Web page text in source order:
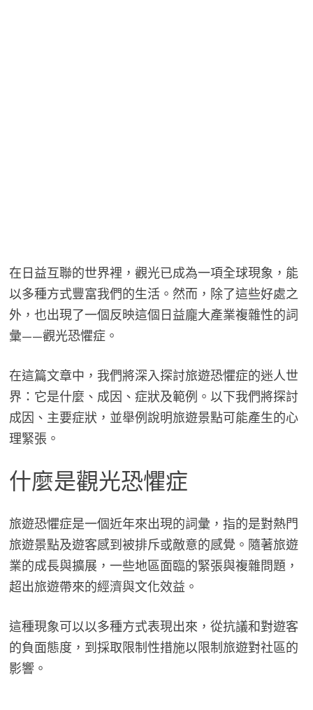
在日益互聯的世界裡，觀光已成為一項全球現象，能
以多種方式豐富我們的生活。然而，除了這些好處之
外，也出現了一個反映這個日益龐大產業複雜性的詞
彙——觀光恐懼症。
在這篇文章中，我們將深入探討旅遊恐懼症的迷人世
界：它是什麼、成因、症狀及範例。以下我們將探討
成因、主要症狀，並舉例說明旅遊景點可能產生的心
理緊張。
什麼是觀光恐懼症
旅遊恐懼症是一個近年來出現的詞彙，指的是對熱門
旅遊景點及遊客感到被排斥或敵意的感覺。隨著旅遊
業的成長與擴展，一些地區面臨的緊張與複雜問題，
超出旅遊帶來的經濟與文化效益。
這種現象可以以多種方式表現出來，從抗議和對遊客
的負面態度，到採取限制性措施以限制旅遊對社區的
影響。